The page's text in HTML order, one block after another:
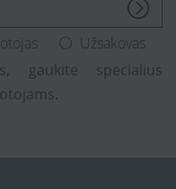
Užsakovas
gaukite specialius